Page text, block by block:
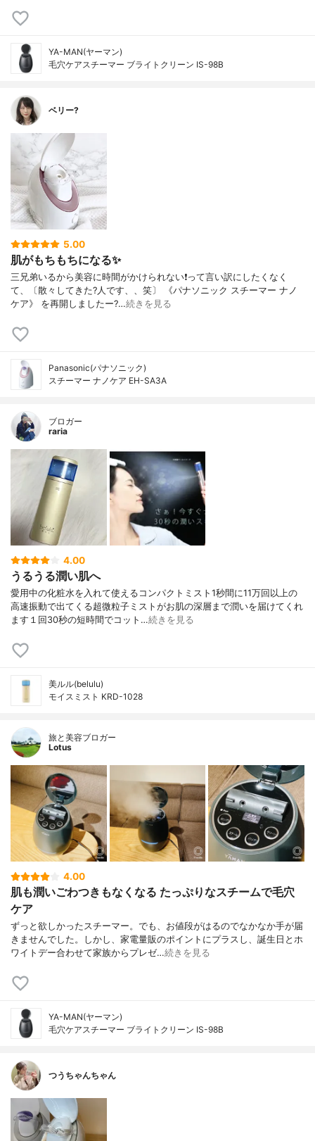
YA-MAN(ヤーマン)
毛穴ケアスチーマー ブライトクリーン IS-98B
ベリー?
5.00
肌がもちもちになる✨
三兄弟いるから美容に時間がかけられない❗️って言い訳にしたくなく
て、〔散々してきた?人です、、笑〕 《パナソニック スチーマー ナノ
ケア》 を再開しましたー?…続きを見る
Panasonic(パナソニック)
スチーマー ナノケア EH-SA3A
ブロガー
raria
4.00
うるうる潤い肌へ
愛用中の化粧水を入れて使えるコンパクトミスト1秒間に11万回以上の
高速振動で出てくる超微粒子ミストがお肌の深層まで潤いを届けてくれ
ます１回30秒の短時間でコット…続きを見る
美ルル(belulu)
モイスミスト KRD-1028
旅と美容ブロガー
Lotus
4.00
肌も潤いごわつきもなくなる たっぷりなスチームで毛穴
ケア
ずっと欲しかったスチーマー。でも、お値段がはるのでなかなか手が届
きませんでした。しかし、家電量販のポイントにプラスし、誕生日とホ
ワイトデー合わせて家族からプレゼ…続きを見る
YA-MAN(ヤーマン)
毛穴ケアスチーマー ブライトクリーン IS-98B
つうちゃんちゃん